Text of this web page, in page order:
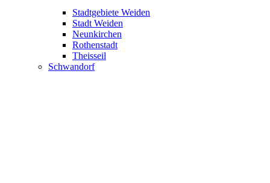
Stadtgebiete Weiden
Stadt Weiden
Neunkirchen
Rothenstadt
Theisseil
Schwandorf